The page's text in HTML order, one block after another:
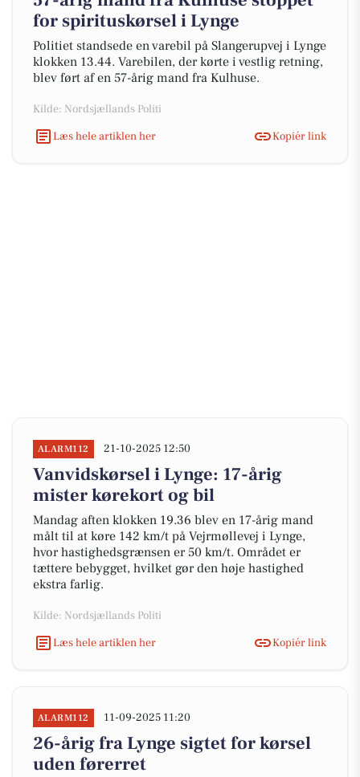
for spirituskørsel i Lynge
Politiet standsede en varebil på Slangerupvej i Lynge
klokken 13.44. Varebilen, der kørte i vestlig retning,
blev ført af en 57-årig mand fra Kulhuse.
Kilde: Nordsjællands Politi
Læs hele artiklen her
Kopiér link
ALARM112 21-10-2025 12:50
Vanvidskørsel i Lynge: 17-årig
mister kørekort og bil
Mandag aften klokken 19.36 blev en 17-årig mand
målt til at køre 142 km/t på Vejrmøllevej i Lynge,
hvor hastighedsgrænsen er 50 km/t. Området er
tættere bebygget, hvilket gør den høje hastighed
ekstra farlig.
Kilde: Nordsjællands Politi
Læs hele artiklen her
Kopiér link
ALARM112 11-09-2025 11:20
26-årig fra Lynge sigtet for kørsel
uden førerret